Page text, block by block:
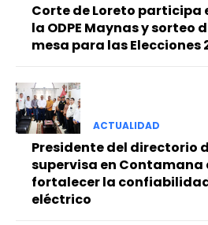
Corte de Loreto participa
la ODPE Maynas y sorteo
mesa para las Elecciones
ACTUALIDAD
Presidente del directorio
supervisa en Contamana
fortalecer la
eléctrico